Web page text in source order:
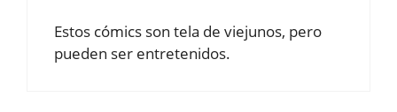
Estos cómics son tela de viejunos, pero
pueden ser entretenidos.